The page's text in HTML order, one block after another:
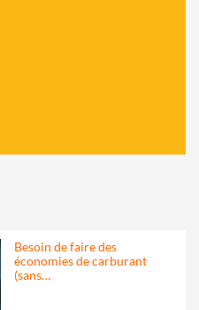
Besoin de faire des
économies de carburant
(sans…